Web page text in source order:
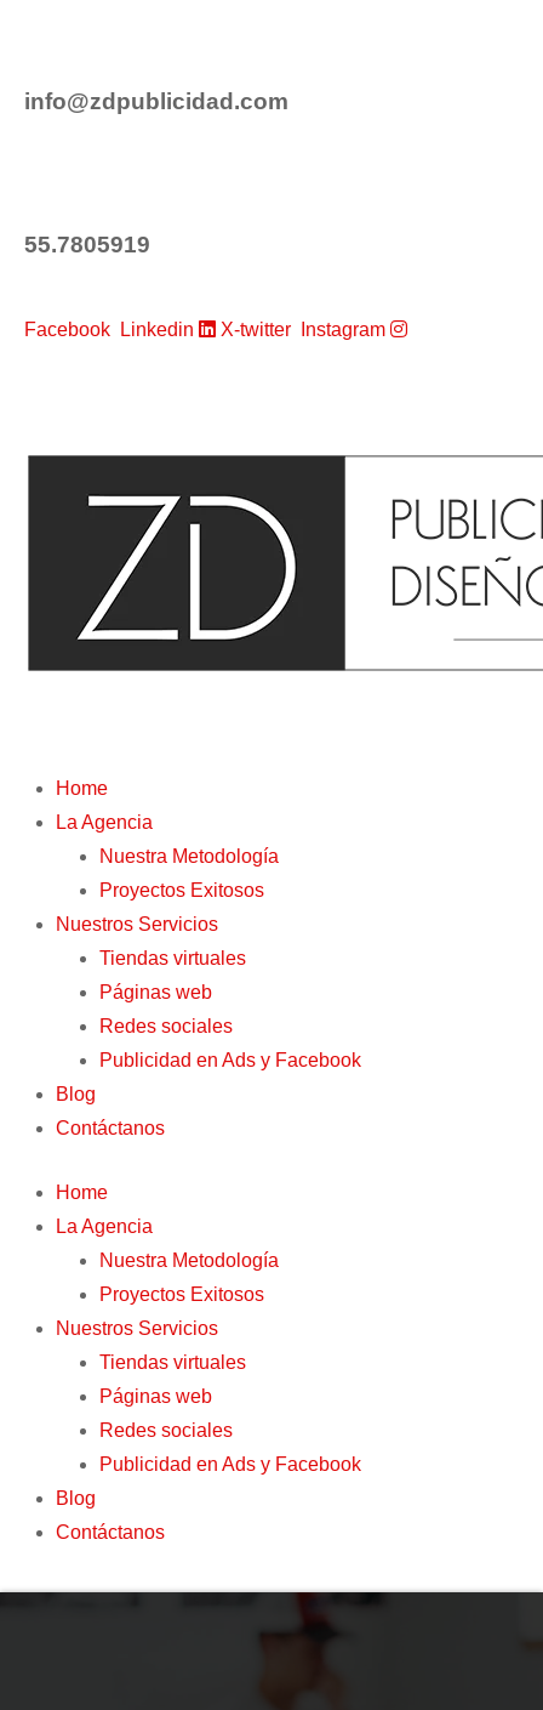
info@zdpublicidad.com
55.7805919
Facebook Linkedin X-twitter Instagram
Home
La Agencia
Nuestra Metodología
Proyectos Exitosos
Nuestros Servicios
Tiendas virtuales
Páginas web
Redes sociales
Publicidad en Ads y Facebook
Blog
Contáctanos
Home
La Agencia
Nuestra Metodología
Proyectos Exitosos
Nuestros Servicios
Tiendas virtuales
Páginas web
Redes sociales
Publicidad en Ads y Facebook
Blog
Contáctanos